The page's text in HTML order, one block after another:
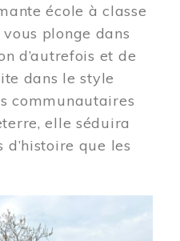
école à classe
plonge dans
d’autrefois et de
dans le style
communautaires
elle séduira
que les